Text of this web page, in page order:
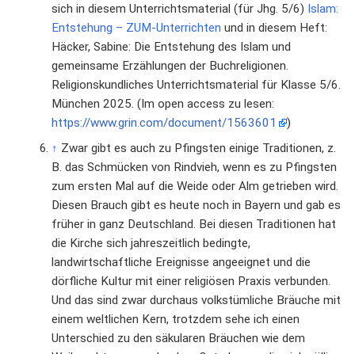
sich in diesem Unterrichtsmaterial (für Jhg. 5/6) Islam:
Entstehung – ZUM-Unterrichten und in diesem Heft:
Häcker, Sabine: Die Entstehung des Islam und
gemeinsame Erzählungen der Buchreligionen.
Religionskundliches Unterrichtsmaterial für Klasse 5/6.
München 2025. (Im open access zu lesen:
https://www.grin.com/document/1563601
)
↑ Zwar gibt es auch zu Pfingsten einige Traditionen, z.
B. das Schmücken von Rindvieh, wenn es zu Pfingsten
zum ersten Mal auf die Weide oder Alm getrieben wird.
Diesen Brauch gibt es heute noch in Bayern und gab es
früher in ganz Deutschland. Bei diesen Traditionen hat
die Kirche sich jahreszeitlich bedingte,
landwirtschaftliche Ereignisse angeeignet und die
dörfliche Kultur mit einer religiösen Praxis verbunden.
Und das sind zwar durchaus volkstümliche Bräuche mit
einem weltlichen Kern, trotzdem sehe ich einen
Unterschied zu den säkularen Bräuchen wie dem